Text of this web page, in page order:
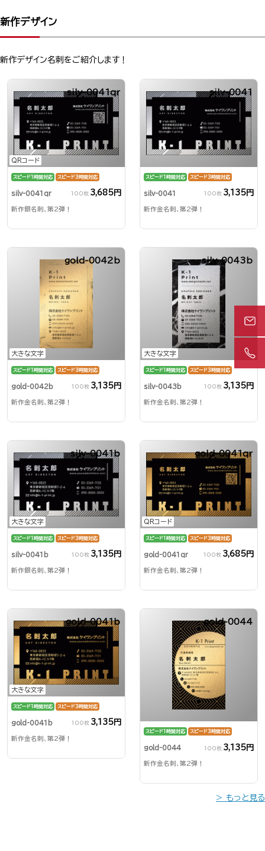
新作デザイン
新作デザイン名刺をご紹介します！
QRコード
silv-0041qr
スピード1時間対応 スピード3時間対応
silv-0041qr 100枚 3,685円
新作銀名刺、第2弾！
silv-0041
スピード1時間対応 スピード3時間対応
silv-0041 100枚 3,135円
新作金名刺、第2弾！
大きな文字
gold-0042b
スピード1時間対応 スピード3時間対応
gold-0042b 100枚 3,135円
新作金名刺、第2弾！
大きな文字
silv-0043b
スピード1時間対応 スピード3時間対応
silv-0043b 100枚 3,135円
新作金名刺、第2弾！
大きな文字
silv-0041b
スピード1時間対応 スピード3時間対応
silv-0041b 100枚 3,135円
新作銀名刺、第2弾！
QRコード
gold-0041qr
スピード1時間対応 スピード3時間対応
gold-0041qr 100枚 3,685円
新作金名刺、第2弾！
大きな文字
gold-0041b
スピード1時間対応 スピード3時間対応
gold-0041b 100枚 3,135円
新作金名刺、第2弾！
gold-0044
スピード1時間対応 スピード3時間対応
gold-0044 100枚 3,135円
新作金名刺、第2弾！
> もっと見る